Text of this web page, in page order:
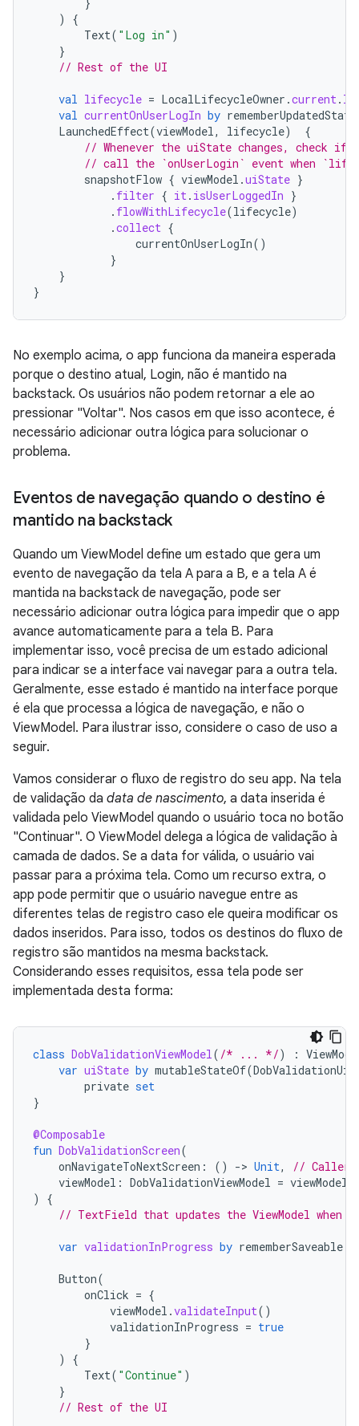
}
)
{
Text( "Log in" )
}
// Rest of the UI
val lifecycle = LocalLifecycleOwner .current.
val currentOnUserLogIn by rememberUpdatedState
LaunchedEffect(viewModel, lifecycle)
{
// Whenever the uiState changes, check if
// call the `onUserLogin` event when
snapshotFlow { viewModel .uiState }
. filter { it. isUserLoggedIn }
. flowWithLifecycle(lifecycle)
.collect {
currentOnUserLogIn()
}
}
}
No exemplo acima, o app funciona da maneira esperada
porque o destino atual, Login, não é mantido na
backstack. Os usuários não podem retornar a ele ao
pressionar "Voltar". Nos casos em que isso acontece, é
necessário adicionar outra lógica para solucionar o
problema.
Eventos de navegação quando o destino é
mantido na backstack
Quando um ViewModel define um estado que gera um
evento de navegação da tela A para a B, e a tela A é
mantida na backstack de navegação, pode ser
necessário adicionar outra lógica para impedir que o app
avance automaticamente para a tela B. Para
implementar isso, você precisa de um estado adicional
para indicar se a interface vai navegar para a outra tela.
Geralmente, esse estado é mantido na interface porque
é ela que processa a lógica de navegação, e não o
ViewModel. Para ilustrar isso, considere o caso de uso a
seguir.
Vamos considerar o fluxo de registro do seu app. Na tela
de validação da data de nascimento, a data inserida é
validada pelo ViewModel quando o usuário toca no botão
"Continuar". O ViewModel delega a lógica de validação à
camada de dados. Se a data for válida, o usuário vai
passar para a próxima tela. Como um recurso extra, o
app pode permitir que o usuário navegue entre as
diferentes telas de registro caso ele queira modificar os
dados inseridos. Para isso, todos os destinos do fluxo de
registro são mantidos na mesma backstack.
Considerando esses requisitos, essa tela pode ser
implementada desta forma:
class DobValidationViewModel( /* ... */) :
var uiState by mutableStateOf(
private set
}
@Composable
fun DobValidationScreen(
onNavigateToNextScreen : () -> Unit,
// Caller
viewModel : DobValidationViewModel = viewModel
)
{
// TextField that updates the ViewModel
var validationInProgress by rememberSaveable
Button(
onClick = {
viewModel .validateInput()
validationInProgress = true
}
)
{
Text( "Continue" )
}
// Rest of the UI